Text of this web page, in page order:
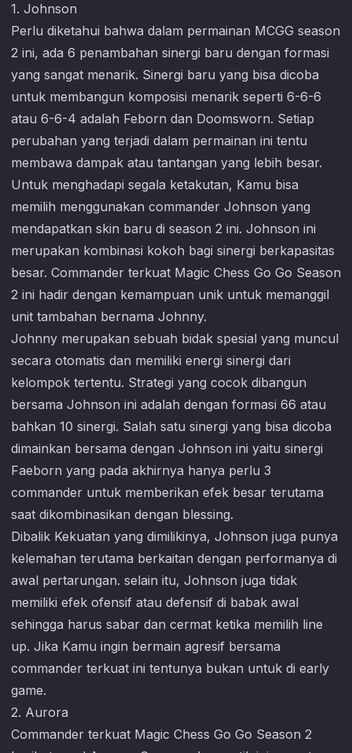
1. Johnson
Perlu diketahui bahwa dalam permainan MCGG season
2 ini, ada 6 penambahan sinergi baru dengan formasi
yang sangat menarik. Sinergi baru yang bisa dicoba
untuk membangun komposisi menarik seperti 6-6-6
atau 6-6-4 adalah Feborn dan Doomsworn. Setiap
perubahan yang terjadi dalam permainan ini tentu
membawa dampak atau tantangan yang lebih besar.
Untuk menghadapi segala ketakutan, Kamu bisa
memilih menggunakan commander Johnson yang
mendapatkan skin baru di season 2 ini. Johnson ini
merupakan kombinasi kokoh bagi sinergi berkapasitas
besar. Commander terkuat Magic Chess Go Go Season
2 ini hadir dengan kemampuan unik untuk memanggil
unit tambahan bernama Johnny.
Johnny merupakan sebuah bidak spesial yang muncul
secara otomatis dan memiliki energi sinergi dari
kelompok tertentu. Strategi yang cocok dibangun
bersama Johnson ini adalah dengan formasi 66 atau
bahkan 10 sinergi. Salah satu sinergi yang bisa dicoba
dimainkan bersama dengan Johnson ini yaitu sinergi
Faeborn yang pada akhirnya hanya perlu 3
commander untuk memberikan efek besar terutama
saat dikombinasikan dengan blessing.
Dibalik Kekuatan yang dimilikinya, Johnson juga punya
kelemahan terutama berkaitan dengan performanya di
awal pertarungan. selain itu, Johnson juga tidak
memiliki efek ofensif atau defensif di babak awal
sehingga harus sabar dan cermat ketika memilih line
up. Jika Kamu ingin bermain agresif bersama
commander terkuat ini tentunya bukan untuk di early
game.
2. Aurora
Commander terkuat Magic Chess Go Go Season 2